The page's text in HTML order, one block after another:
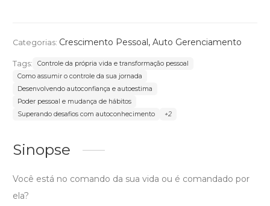
Categorias: Crescimento Pessoal, Auto Gerenciamento
Tags:
Controle da própria vida e transformação pessoal
Como assumir o controle da sua jornada
Desenvolvendo autoconfiança e autoestima
Poder pessoal e mudança de hábitos
Superando desafios com autoconhecimento
+2
Sinopse
Você está no comando da sua vida ou é comandado por
ela?